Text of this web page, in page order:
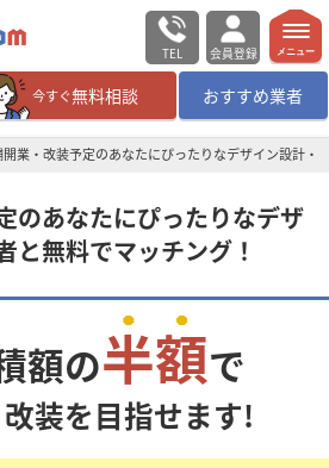
TEL 会員登録
今すぐ無料相談 おすすめ業者
ログイン／会員登録
を探す
メニュー
開業・改装予定のあなたにぴったりなデザイン設計・
のあなたにぴったりなデザ
と無料でマッチング！
額の半額で
装を目指せます!